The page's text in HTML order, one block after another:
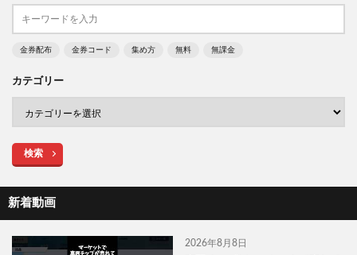
金券配布 金券コード 集め方 無料 無課金
カテゴリー
検索
新着動画
2026年8月8日